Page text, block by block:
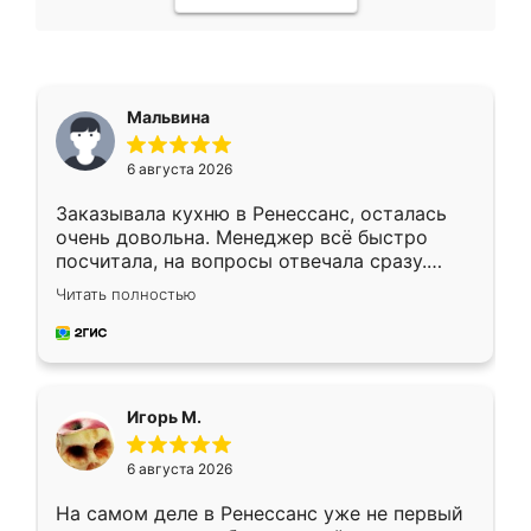
Мальвина
6 августа 2026
Заказывала кухню в Ренессанс, осталась
очень довольна. Менеджер всё быстро
посчитала, на вопросы отвечала сразу.
Замерщик приехал в субботу, подошёл к
делу со всей ответственностью. Собрали
за день, ребята работали аккуратно, даже
Читать полностью
Игорь М.
6 августа 2026
На самом деле в Ренессанс уже не первый